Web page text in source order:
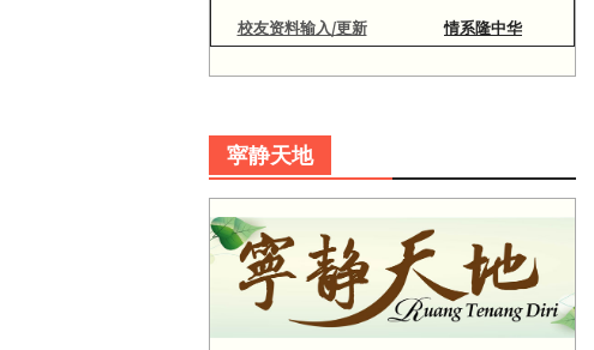
校友资料输入/更新 情系隆中华
寜静天地